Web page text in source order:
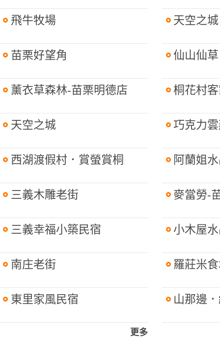
飛牛牧場
苗栗好望角
薰衣草森林-苗栗明德店
天空之城
西湖渡假村．賞螢賞桐
三義木雕老街
三義幸福小築民宿
南庄老街
東里家風民宿
更多
天空之城
仙山仙草
桐花村
巧克力
阿蘭姐
麥當勞-
小木屋
羅莊米
山那邊